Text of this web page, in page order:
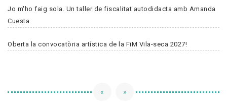
Jo m'ho faig sola. Un taller de fiscalitat autodidacta amb Amanda
Cuesta
Oberta la convocatòria artística de la FiM Vila-seca 2027!
« »